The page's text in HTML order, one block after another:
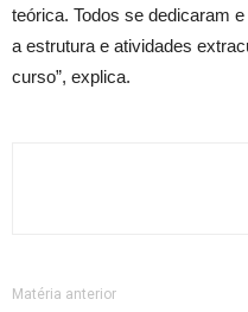
teórica. Todos se dedicaram
a estrutura e atividades
curso”, explica.
Matéria anterior